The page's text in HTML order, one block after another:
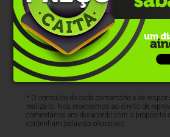
* O conteúdo de cada comentário é de
realizá-lo. Nos reservamos ao direito de
comentários em desacordo com o propósito
contenham palavras ofensivas.